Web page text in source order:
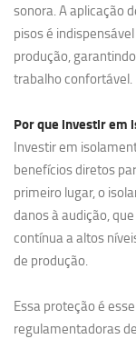
sonora. A aplicação
pisos é
produção,
trabalho confortável.
Por que investir em
Investir em
benefícios diretos
primeiro lugar, o
danos à audição,
contínua a altos
de produção.
Essa proteção é
regulamentadoras